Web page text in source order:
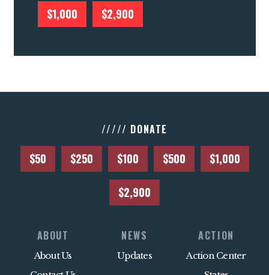
$1,000 $2,900
///// DONATE
$50 $250 $100 $500 $1,000
$2,900
ABOUT
About Us
NEWS
Updates
ACTION
Action Center